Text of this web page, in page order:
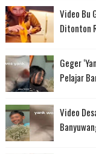
Video Bu
Ditonton
Geger
Pelajar
Video